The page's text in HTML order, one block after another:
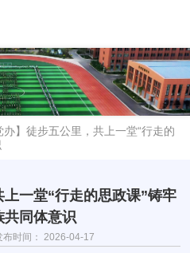
官方网站！
话
地址
市红山区大新地路29号
办】徒步五公里，共上一堂“行走的
上一堂“行走的思政课”铸牢
共同体意识
布时间： 2026-04-17